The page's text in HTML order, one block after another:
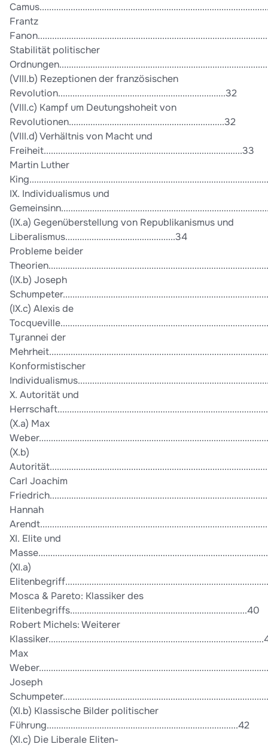
Frantz
Stabilität politischer
(VIII.b) Rezeptionen der französischen
Revolution......................................................................32
(VIII.c) Kampf um Deutungshoheit von
Revolutionen.................................................................32
(VIII.d) Verhältnis von Macht und
Freiheit...................................................................................33
Martin Luther
IX. Individualismus und
(IX.a) Gegenüberstellung von Republikanismus und
Liberalismus..............................................34
Probleme beider
(IX.b) Joseph
(IX.c) Alexis de
Tyrannei der
Konformistischer
X. Autorität und
(X.a) Max
(X.b)
Carl Joachim
Hannah
XI. Elite und
(XI.a)
Mosca & Pareto: Klassiker des
Elitenbegriffs..........................................................................40
Robert Michels: Weiterer
Max
Joseph
(XI.b) Klassische Bilder politischer
Führung................................................................................42
(XI.c) Die Liberale Eliten-